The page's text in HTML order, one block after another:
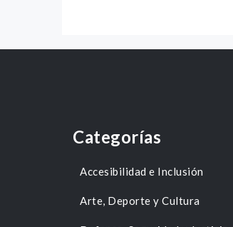
Categorías
Accesibilidad e Inclusión
Arte, Deporte y Cultura